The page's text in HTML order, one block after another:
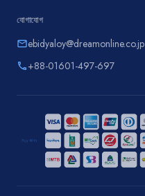
যোগাযোগ
emailebidyaloy@dreamonline.co.jp
phone+88-01601-497-697